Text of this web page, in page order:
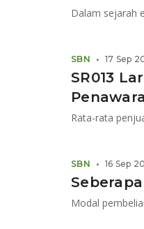
Dalam sejarah
SR013
SBN • 17 Sep
Modal
SBN • 16 Sep